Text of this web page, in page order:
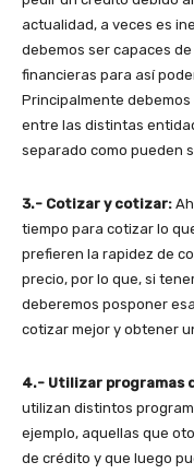
actualidad, a veces es
debemos ser capaces
financieras para así
Principalmente
entre las distintas
separado como pueden
3.- Cotizar y cotizar:
tiempo para cotizar lo
prefieren la rapidez de
precio, por lo que, si
deberemos posponer
cotizar mejor y obtener
4.- Utilizar programas
utilizan distintos
ejemplo, aquellas que
de crédito y que luego